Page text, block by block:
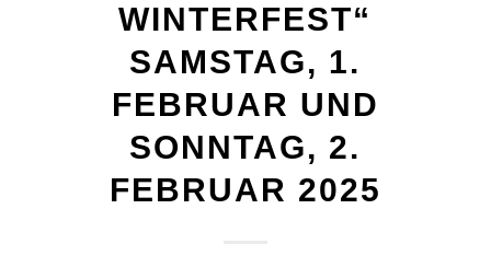
WINTERFEST“
SAMSTAG, 1.
FEBRUAR UND
SONNTAG, 2.
FEBRUAR 2025